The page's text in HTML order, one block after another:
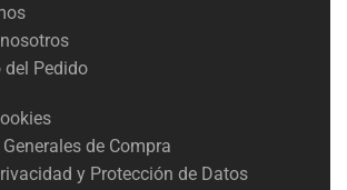
Pedido
de Compra
y Protección de Datos